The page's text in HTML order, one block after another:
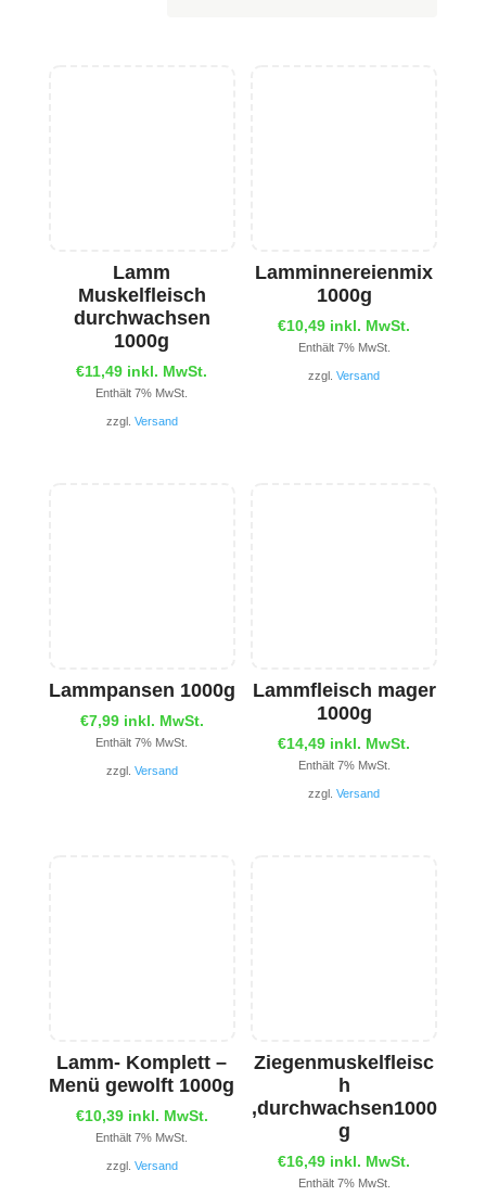
Lamm
Muskelfleisch
durchwachsen
1000g
€11,49 inkl. MwSt.
Enthält 7% MwSt.
zzgl. Versand
Lamminnereienmix
1000g
€10,49 inkl. MwSt.
Enthält 7% MwSt.
zzgl.Versand
Lammpansen 1000g
€7,99 inkl. MwSt.
Enthält 7% MwSt.
zzgl. Versand
Lammfleisch mager
1000g
€14,49 inkl. MwSt.
Enthält 7% MwSt.
zzgl.Versand
Lamm- Komplett –
Menü gewolft 1000g
€10,39 inkl. MwSt.
Enthält 7% MwSt.
zzgl. Versand
Ziegenmuskelfleisc
h
,durchwachsen1000
g
€16,49 inkl. MwSt.
Enthält 7% MwSt.